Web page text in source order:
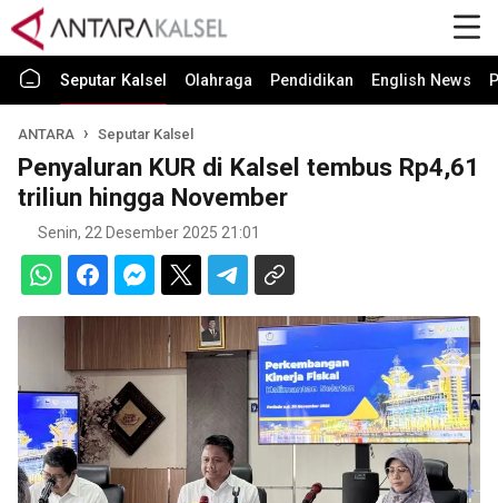
Seputar Kalsel Olahraga Pendidikan English News
ANTARA Seputar Kalsel
Penyaluran KUR di Kalsel tembus Rp4,61
triliun hingga November
Senin, 22 Desember 2025 21:01